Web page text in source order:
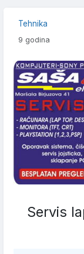
Tehnika
9 godina
Servis